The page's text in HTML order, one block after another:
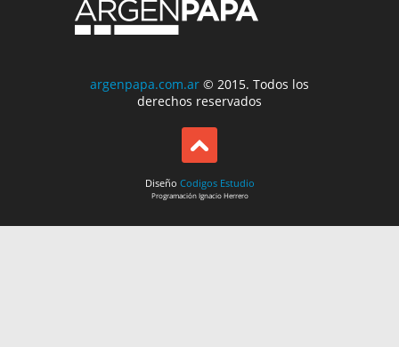
argenpapa.com.ar © 2015. Todos los
derechos reservados
Diseño Codigos Estudio
ProgramaciónIgnacio Herrero